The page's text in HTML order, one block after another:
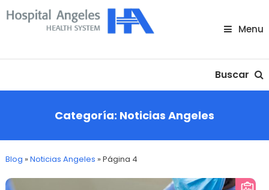
Skip
To
Menu
Buscar
Categoría: Noticias Angeles
Blog »Noticias Angeles »Página 4